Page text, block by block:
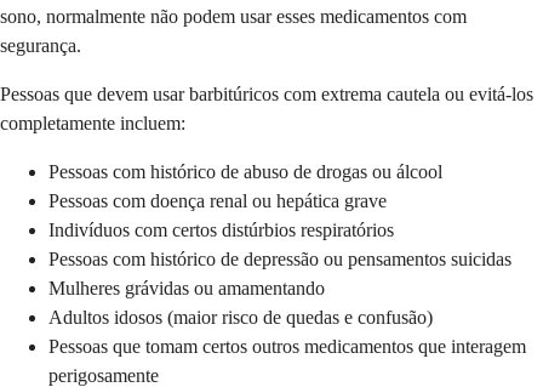
sono, normalmente não podem usar esses medicamentos com
segurança.
Pessoas que devem usar barbitúricos com extrema cautela ou evitá-los
completamente incluem:
Pessoas com histórico de abuso de drogas ou álcool
Pessoas com doença renal ou hepática grave
Indivíduos com certos distúrbios respiratórios
Pessoas com histórico de depressão ou pensamentos suicidas
Mulheres grávidas ou amamentando
Adultos idosos (maior risco de quedas e confusão)
Pessoas que tomam certos outros medicamentos que interagem
perigosamente